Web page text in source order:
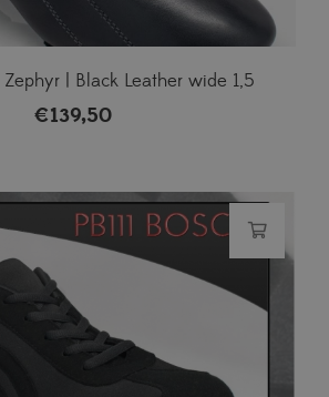
Zephyr | Black Leather wide 1,5
€139,50